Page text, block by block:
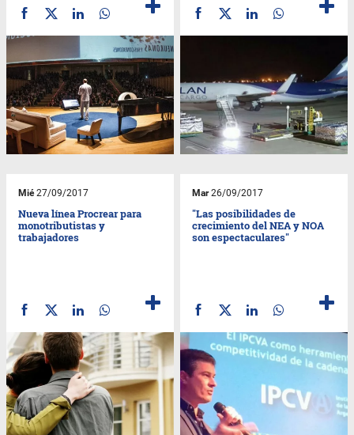
Mié27/09/2017
Nueva línea Procrear para
monotributistas y
trabajadores
Mar26/09/2017
"Las posibilidades de
crecimiento del NEA y NOA
son espectaculares"